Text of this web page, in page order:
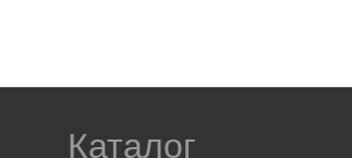
Каталог